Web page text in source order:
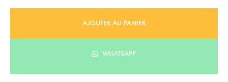
AJOUTER AU PANIER
WHATSAPP